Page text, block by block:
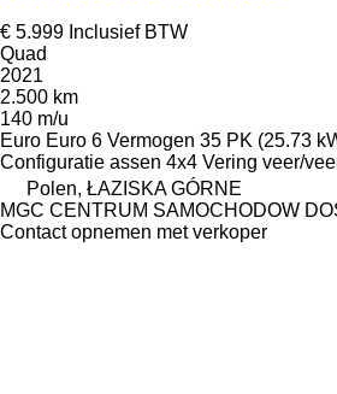
€ 5.999 Inclusief BTW
Quad
2021
2.500 km
140 m/u
Euro Euro 6 Vermogen 35 PK (25.73
Configuratie assen 4x4 Vering veer/
Polen, ŁAZISKA GÓRNE
MGC CENTRUM SAMOCHODOW
Contact opnemen met verkoper